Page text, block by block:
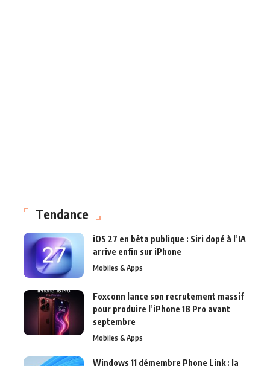
Tendance
iOS 27 en bêta publique : Siri dopé à l’IA
arrive enfin sur iPhone
Mobiles & Apps
Foxconn lance son recrutement massif
pour produire l’iPhone 18 Pro avant
septembre
Mobiles & Apps
Windows 11 démembre Phone Link : la